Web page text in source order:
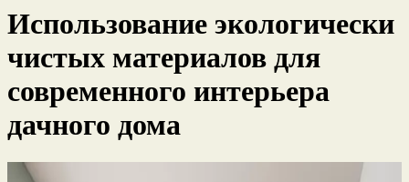
Использование экологически
чистых материалов для
современного интерьера
дачного дома